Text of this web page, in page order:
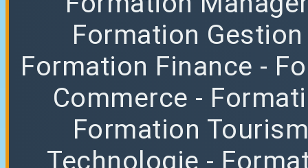
Formation Gestion
Formation Finance -
Commerce -
Formation
Technologie -